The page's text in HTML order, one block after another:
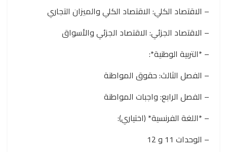
– الاقتصاد الكلي: الاقتصاد الكلي والميزان التجاري
– الاقتصاد الجزئي: الاقتصاد الجزئي والأسواق
– *التربية الوطنية*:
– الفصل الثالث: حقوق المواطنة
– الفصل الرابع: واجبات المواطنة
– *اللغة الفرنسية* (اختياري):
– الوحدات 11 و 12